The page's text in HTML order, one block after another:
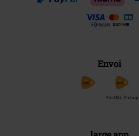
Envoi
PostNL Pickup